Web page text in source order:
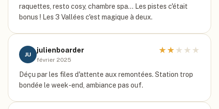
raquettes, resto cosy, chambre spa... Les pistes c'était
bonus ! Les 3 Vallées c'est magique à deux.
JU
julienboarder
février 2025
★ ★ ★ ★ ★
Déçu par les files d'attente aux remontées. Station trop
bondée le week-end, ambiance pas ouf.